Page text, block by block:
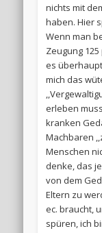
nichts mit
haben. Hier
Wenn man
Zeugung
es
mich das
erleben
kranken
Machbaren
Menschen
denke, das
von dem
Eltern zu
ec. braucht,
spüren, ich